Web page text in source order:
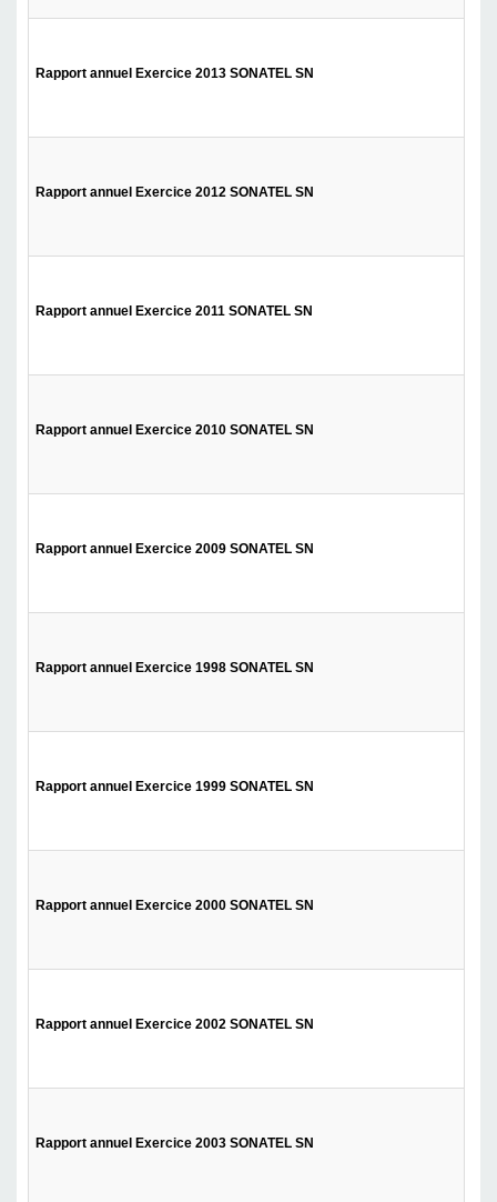
Rapport annuel Exercice 2013 SONATEL SN
Rapport annuel Exercice 2012 SONATEL SN
Rapport annuel Exercice 2011 SONATEL SN
Rapport annuel Exercice 2010 SONATEL SN
Rapport annuel Exercice 2009 SONATEL SN
Rapport annuel Exercice 1998 SONATEL SN
Rapport annuel Exercice 1999 SONATEL SN
Rapport annuel Exercice 2000 SONATEL SN
Rapport annuel Exercice 2002 SONATEL SN
Rapport annuel Exercice 2003 SONATEL SN